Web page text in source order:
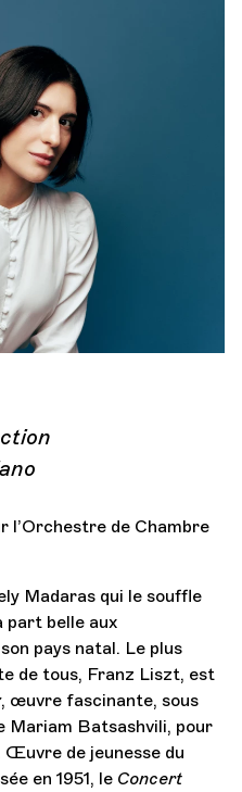
l’Orchestre de Chambre
Madaras qui le souffle
part belle aux
pays natal. Le plus
de tous, Franz Liszt, est
, œuvre fascinante, sous
Mariam Batsashvili, pour
Œuvre de jeunesse du
en 1951, le Concert